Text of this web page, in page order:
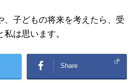
、子どもの将来を考えたら、受
は思います。
Share